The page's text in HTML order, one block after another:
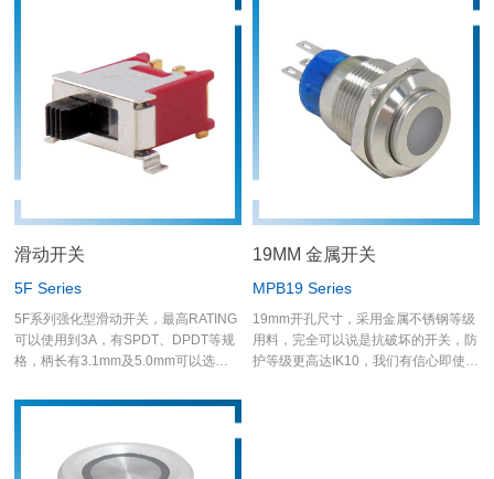
击开关，可在恶劣环境中使用，外壳使
深;一小时)。
滑动开关
5F Series
5F系列强化型滑动开关，最高RATING
可以使用到3A，有SPDT、DPDT等规
格，柄长有3.1mm及5.0mm可以选择
弯脚及SMT脚，应用面相当广泛，举凡
19MM 金属开关
MPB19 Series
19mm开孔尺寸，采用金属不锈钢等级
用料，完全可以说是抗破坏的开关，防
护等级更高达IK10，我们有信心即使机